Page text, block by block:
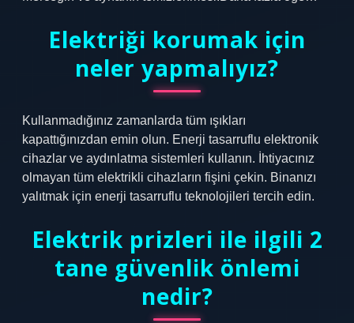
Elektriği korumak için
neler yapmalıyız?
Kullanmadığınız zamanlarda tüm ışıkları
kapattığınızdan emin olun. Enerji tasarruflu elektronik
cihazlar ve aydınlatma sistemleri kullanın. İhtiyacınız
olmayan tüm elektrikli cihazların fişini çekin. Binanızı
yalıtmak için enerji tasarruflu teknolojileri tercih edin.
Elektrik prizleri ile ilgili 2
tane güvenlik önlemi
nedir?